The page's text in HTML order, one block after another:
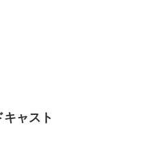
ャスト